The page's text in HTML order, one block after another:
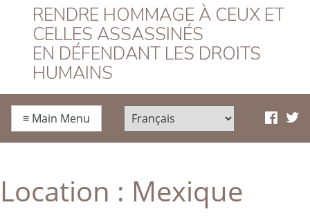
HRD Memorial –
Français
RENDRE HOMMAGE À CEUX ET
CELLES ASSASSINÉS
EN DÉFENDANT LES DROITS
HUMAINS
≡ Main Menu
Location : Mexique